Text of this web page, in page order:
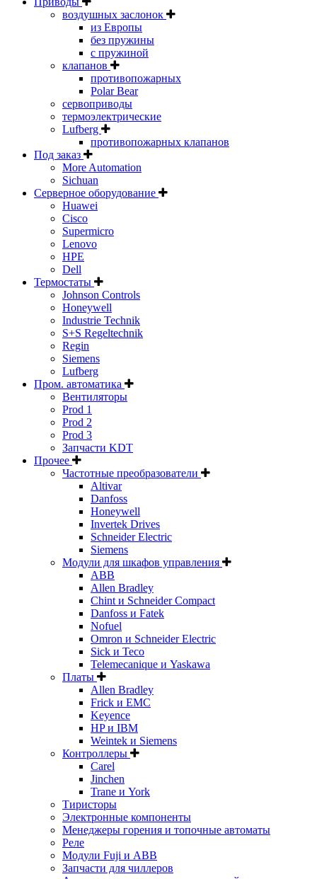
воздушных заслонок
из Европы
без пружины
с пружиной
клапанов
противопожарных
Polar Bear
сервоприводы
термоэлектрические
Lufberg
противопожарных клапанов
Под заказ
More Automation
Sichuan
Серверное оборудование
Huawei
Cisco
Supermicro
Lenovo
HPE
Dell
Термостаты
Johnson Controls
Honeywell
Industrie Technik
S+S Regeltechnik
Regin
Siemens
Lufberg
Пром. автоматика
Вентиляторы
Prod 1
Prod 2
Prod 3
Запчасти KDT
Прочее
Частотные преобразователи
Altivar
Danfoss
Honeywell
Invertek Drives
Schneider Electric
Siemens
Модули для шкафов управления
ABB
Allen Bradley
Chint и Schneider Compact
Danfoss и Fatek
Nofuel
Omron и Schneider Electric
Sick и Teco
Telemecanique и Yaskawa
Платы
Allen Bradley
Frick и EMC
Keyence
HP и IBM
Weintek и Siemens
Контроллеры
Carel
Jinchen
Trane и York
Тиристоры
Электронные компоненты
Менеджеры горения и топочные автоматы
Реле
Модули Fuji и ABB
Запчасти для чиллеров